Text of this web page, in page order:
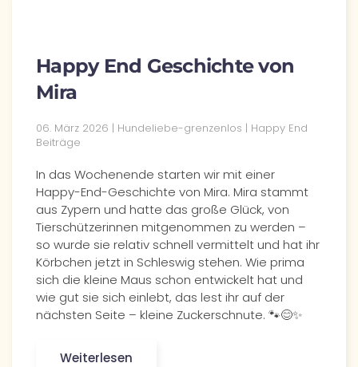
Happy End Geschichte von
Mira
06. März 2026 | Hundeliebe-grenzenlos | Happy End
Beiträge
In das Wochenende starten wir mit einer
Happy-End-Geschichte von Mira. Mira stammt
aus Zypern und hatte das große Glück, von
Tierschützerinnen mitgenommen zu werden –
so wurde sie relativ schnell vermittelt und hat ihr
Körbchen jetzt in Schleswig stehen. Wie prima
sich die kleine Maus schon entwickelt hat und
wie gut sie sich einlebt, das lest ihr auf der
nächsten Seite – kleine Zuckerschnute. 🐾😊✨
Weiterlesen